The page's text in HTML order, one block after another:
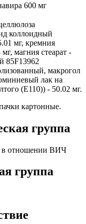
600 мг
коллоидный
мг, кремния
магния стеарат -
85F13962
макрогол
лак на
(Е110)) - 50.02 мг.
картонные.
группа
в отношении ВИЧ
группа